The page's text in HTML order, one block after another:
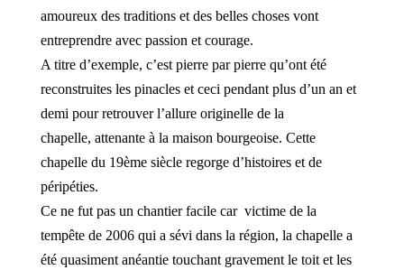
amoureux des traditions et des belles choses vont
entreprendre avec passion et courage.
A titre d’exemple, c’est pierre par pierre qu’ont été
reconstruites les pinacles et ceci pendant plus d’un an et
demi pour retrouver l’allure originelle de la
chapelle, attenante à la maison bourgeoise. Cette
chapelle du 19ème siècle regorge d’histoires et de
péripéties.
Ce ne fut pas un chantier facile car victime de la
tempête de 2006 qui a sévi dans la région, la chapelle a
été quasiment anéantie touchant gravement le toit et les